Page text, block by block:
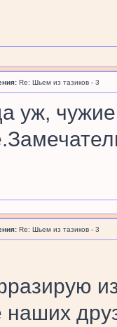
Re: Шьем из тазиков - 3
уж, чужие
Re: Шьем из тазиков - 3